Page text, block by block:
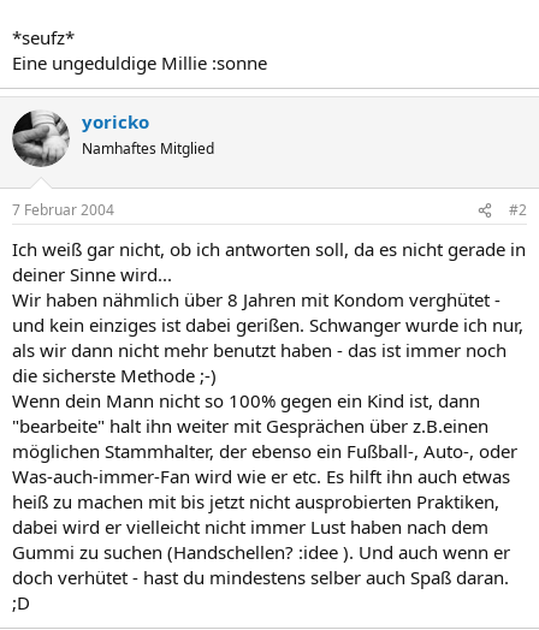
*seufz*
Eine ungeduldige Millie :sonne
yoricko
Namhaftes Mitglied
7 Februar 2004 #2
Ich weiß gar nicht, ob ich antworten soll, da es nicht gerade in
deiner Sinne wird...
Wir haben nähmlich über 8 Jahren mit Kondom verghütet -
und kein einziges ist dabei gerißen. Schwanger wurde ich nur,
als wir dann nicht mehr benutzt haben - das ist immer noch
die sicherste Methode ;-)
Wenn dein Mann nicht so 100% gegen ein Kind ist, dann
"bearbeite" halt ihn weiter mit Gesprächen über z.B.einen
möglichen Stammhalter, der ebenso ein Fußball-, Auto-, oder
Was-auch-immer-Fan wird wie er etc. Es hilft ihn auch etwas
heiß zu machen mit bis jetzt nicht ausprobierten Praktiken,
dabei wird er vielleicht nicht immer Lust haben nach dem
Gummi zu suchen (Handschellen? :idee ). Und auch wenn er
doch verhütet - hast du mindestens selber auch Spaß daran.
;D